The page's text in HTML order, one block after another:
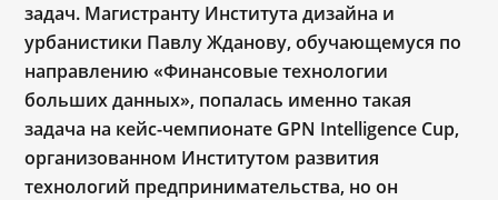
задач. Магистранту Института дизайна и
урбанистики Павлу Жданову, обучающемуся по
направлению «Финансовые технологии
больших данных», попалась именно такая
задача на кейс-чемпионате GPN Intelligence Cup,
организованном Институтом развития
технологий предпринимательства, но он